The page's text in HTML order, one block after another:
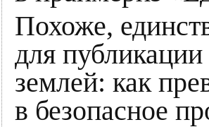
Похоже,
для
землей: как
в безопасное